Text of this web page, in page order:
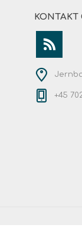
KONTAKT
+45